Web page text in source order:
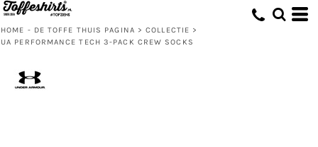
HOME - DE TOFFE THUIS PAGINA > COLLECTIE >
UA PERFORMANCE TECH 3-PACK CREW SOCKS